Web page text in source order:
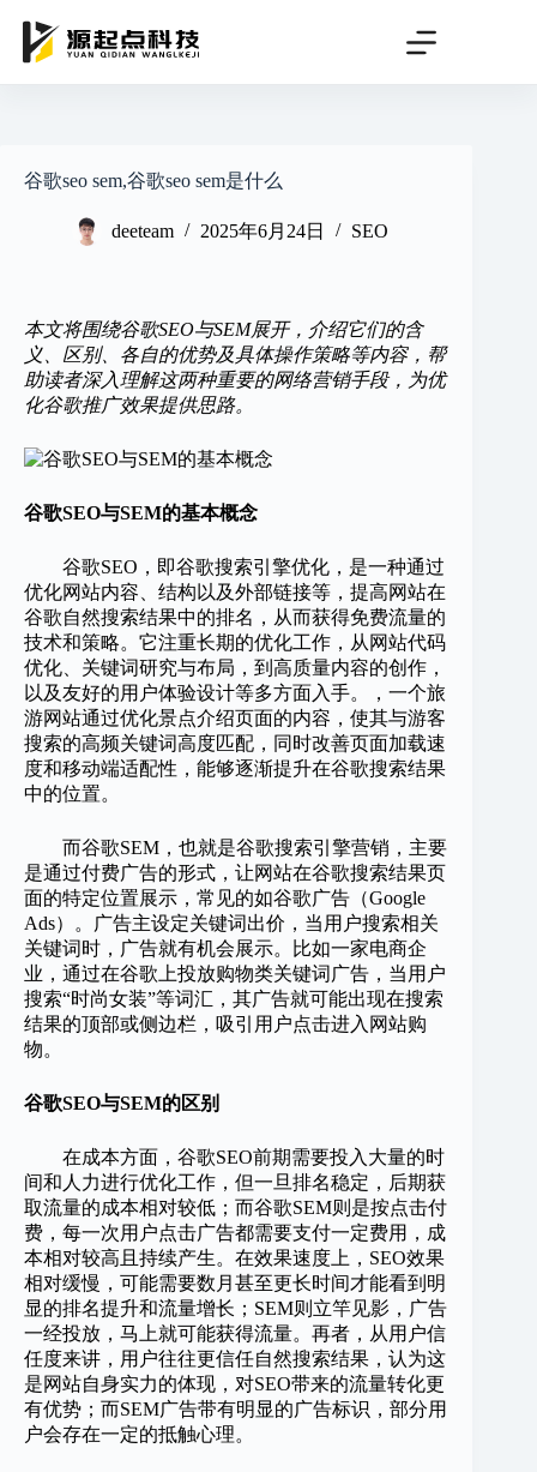
容
谷歌seo sem,谷歌seo sem是什么
deeteam 2025年6月24日 SEO
本文将围绕谷歌SEO与SEM展开，介绍它们的含
义、区别、各自的优势及具体操作策略等内容，帮
助读者深入理解这两种重要的网络营销手段，为优
化谷歌推广效果提供思路。
谷歌SEO与SEM的基本概念
谷歌SEO，即谷歌搜索引擎优化，是一种通过
优化网站内容、结构以及外部链接等，提高网站在
谷歌自然搜索结果中的排名，从而获得免费流量的
技术和策略。它注重长期的优化工作，从网站代码
优化、关键词研究与布局，到高质量内容的创作，
以及友好的用户体验设计等多方面入手。，一个旅
游网站通过优化景点介绍页面的内容，使其与游客
搜索的高频关键词高度匹配，同时改善页面加载速
度和移动端适配性，能够逐渐提升在谷歌搜索结果
中的位置。
而谷歌SEM，也就是谷歌搜索引擎营销，主要
是通过付费广告的形式，让网站在谷歌搜索结果页
面的特定位置展示，常见的如谷歌广告（Google
Ads）。广告主设定关键词出价，当用户搜索相关
关键词时，广告就有机会展示。比如一家电商企
业，通过在谷歌上投放购物类关键词广告，当用户
搜索“时尚女装”等词汇，其广告就可能出现在搜索
结果的顶部或侧边栏，吸引用户点击进入网站购
物。
谷歌SEO与SEM的区别
在成本方面，谷歌SEO前期需要投入大量的时
间和人力进行优化工作，但一旦排名稳定，后期获
取流量的成本相对较低；而谷歌SEM则是按点击付
费，每一次用户点击广告都需要支付一定费用，成
本相对较高且持续产生。在效果速度上，SEO效果
相对缓慢，可能需要数月甚至更长时间才能看到明
显的排名提升和流量增长；SEM则立竿见影，广告
一经投放，马上就可能获得流量。再者，从用户信
任度来讲，用户往往更信任自然搜索结果，认为这
是网站自身实力的体现，对SEO带来的流量转化更
有优势；而SEM广告带有明显的广告标识，部分用
户会存在一定的抵触心理。